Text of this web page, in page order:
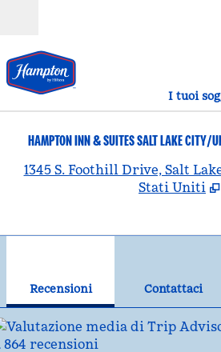
I tuoi
HAMPTON INN & SUITES SALT LAKE CITY/
1345 S. Foothill Drive, Salt
Stati Uniti
Recensioni Contattaci